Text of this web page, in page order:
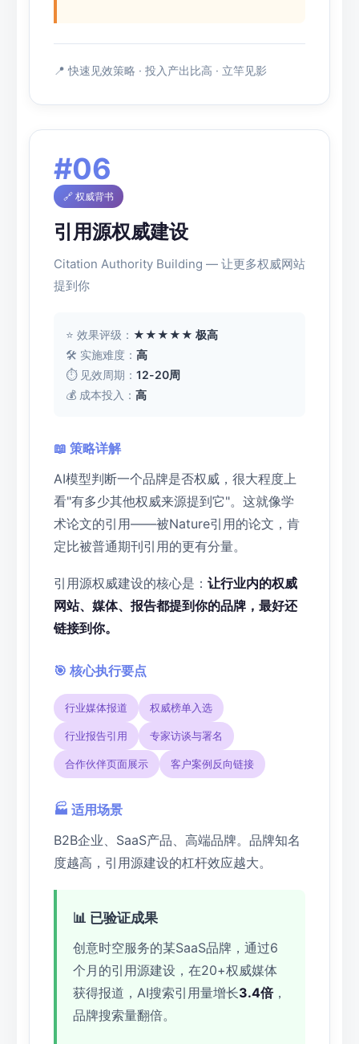
📍 快速见效策略 · 投入产出比高 · 立竿见影
#06
🔗 权威背书
引用源权威建设
Citation Authority Building — 让更多权威网站
提到你
⭐ 效果评级： ★★★★★ 极高
🛠 实施难度： 高
⏱ 见效周期： 12-20周
💰 成本投入： 高
📖 策略详解
AI模型判断一个品牌是否权威，很大程度上
看"有多少其他权威来源提到它"。这就像学
术论文的引用——被Nature引用的论文，肯
定比被普通期刊引用的更有分量。
引用源权威建设的核心是： 让行业内的权威
网站、媒体、报告都提到你的品牌，最好还
链接到你。
🎯 核心执行要点
行业媒体报道 权威榜单入选
行业报告引用 专家访谈与署名
合作伙伴页面展示 客户案例反向链接
🏭 适用场景
B2B企业、SaaS产品、高端品牌。品牌知名
度越高，引用源建设的杠杆效应越大。
📊 已验证成果
创意时空服务的某SaaS品牌，通过6
个月的引用源建设，在20+权威媒体
获得报道，AI搜索引用量增长3.4倍，
品牌搜索量翻倍。